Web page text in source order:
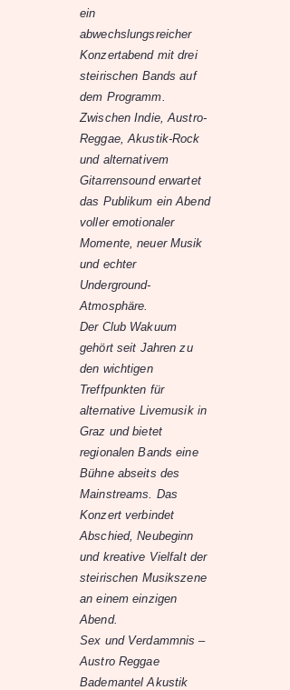
ein
abwechslungsreicher
Konzertabend mit drei
steirischen Bands auf
dem Programm.
Zwischen Indie, Austro-
Reggae, Akustik-Rock
und alternativem
Gitarrensound erwartet
das Publikum ein Abend
voller emotionaler
Momente, neuer Musik
und echter
Underground-
Atmosphäre.
Der Club Wakuum
gehört seit Jahren zu
den wichtigen
Treffpunkten für
alternative Livemusik in
Graz und bietet
regionalen Bands eine
Bühne abseits des
Mainstreams. Das
Konzert verbindet
Abschied, Neubeginn
und kreative Vielfalt der
steirischen Musikszene
an einem einzigen
Abend.
Sex und Verdammnis –
Austro Reggae
Bademantel Akustik